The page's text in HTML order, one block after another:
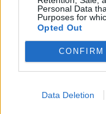
Personal Data
Purposes for
Opted Out
CONFIRM
Data Deletion